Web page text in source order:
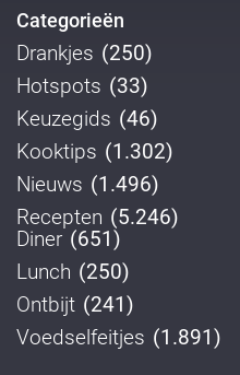
Categorieën
Drankjes (250)
Hotspots (33)
Keuzegids (46)
Kooktips (1.302)
Nieuws (1.496)
Recepten (5.246)
Diner (651)
Lunch (250)
Ontbijt (241)
Voedselfeitjes (1.891)